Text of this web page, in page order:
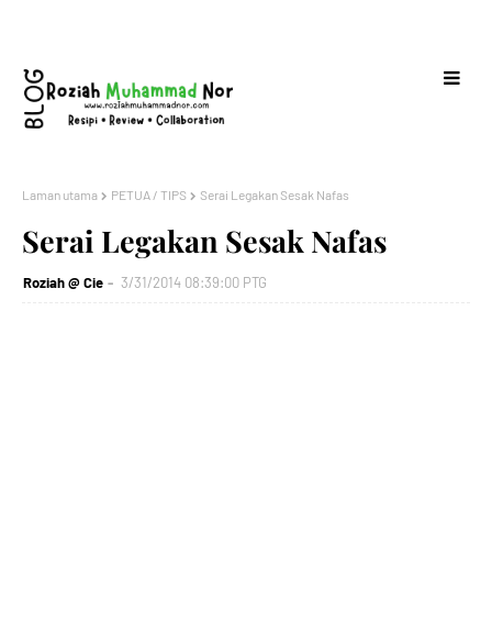
Laman utama PETUA / TIPS Serai Legakan Sesak Nafas
Serai Legakan Sesak Nafas
Roziah @ Cie 3/31/2014 08:39:00 PTG